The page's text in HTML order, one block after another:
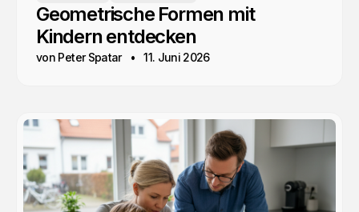
Geometrische Formen mit
Kindern entdecken
von Peter Spatar 11. Juni 2026